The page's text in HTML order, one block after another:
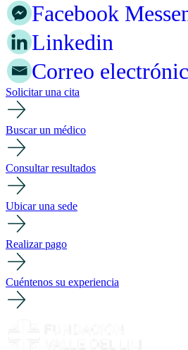
Facebook
Linkedin
Correo
Solicitar una cita
Buscar un médico
Consultar resultados
Ubicar una sede
Realizar pago
Cuéntenos su experiencia